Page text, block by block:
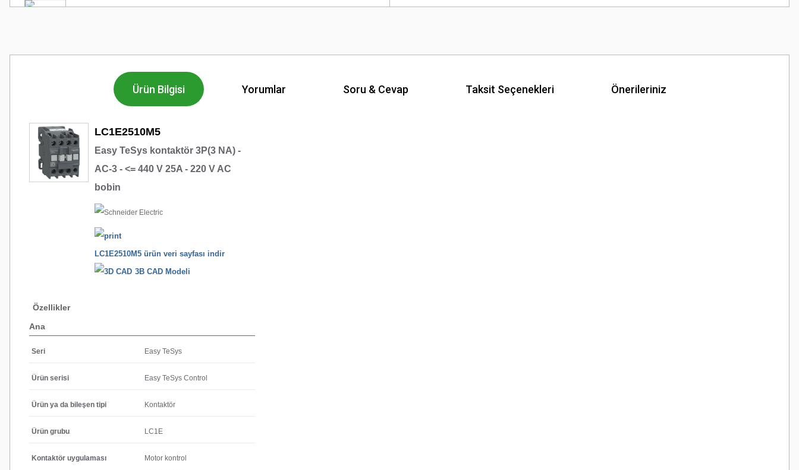
Ürün Bilgisi Yorumlar Soru & Cevap Taksit Seçenekleri Önerileriniz
LC1E2510M5
Easy TeSys kontaktör 3P(3 NA) -
AC-3 - <= 440 V 25A - 220 V AC
bobin
LC1E2510M5 ürün veri sayfası indir
3B CAD Modeli
Özellikler
Ana
Seri Easy TeSys
Ürün serisi Easy TeSys Control
Ürün ya da bileşen tipi Kontaktör
Ürün grubu LC1E
Kontaktör uygulaması Motor kontrol